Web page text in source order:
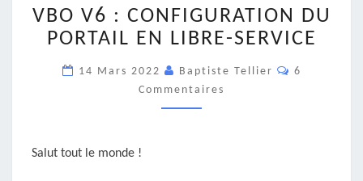
V6
:
DU
PORTAIL
VBO V6 : CONFIGURATION DU
PORTAIL EN LIBRE-SERVICE
14 Mars 2022 Baptiste Tellier
6
Commentaires
Salut tout le monde !